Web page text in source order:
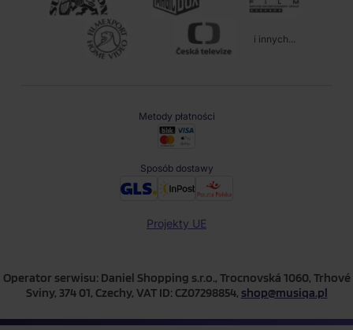
i innych...
Metody płatności
Sposób dostawy
Projekty UE
Operator serwisu: Daniel Shopping s.r.o., Trocnovská 1060, Trhové
Sviny, 374 01, Czechy, VAT ID: CZ07298854, shop@musiqa.pl